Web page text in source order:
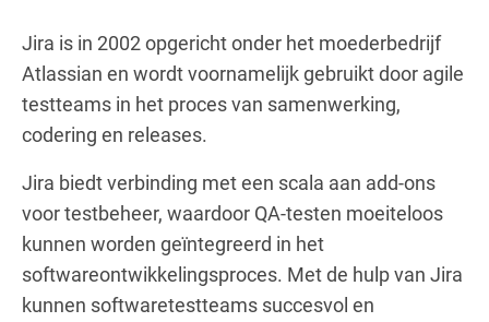
Jira is in 2002 opgericht onder het moederbedrijf
Atlassian en wordt voornamelijk gebruikt door agile
testteams in het proces van samenwerking,
codering en releases.
Jira biedt verbinding met een scala aan add-ons
voor testbeheer, waardoor QA-testen moeiteloos
kunnen worden geïntegreerd in het
softwareontwikkelingsproces. Met de hulp van Jira
kunnen softwaretestteams succesvol en